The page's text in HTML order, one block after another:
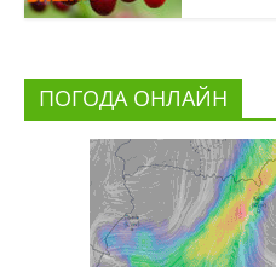
ПОГОДА ОНЛАЙН